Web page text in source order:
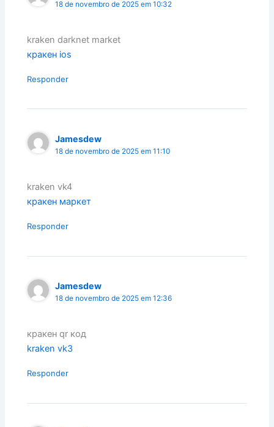
18 de novembro de 2025 em 10:32
kraken darknet market
кракен ios
Responder
Jamesdew
18 de novembro de 2025 em 11:10
kraken vk4
кракен маркет
Responder
Jamesdew
18 de novembro de 2025 em 12:36
кракен qr код
kraken vk3
Responder